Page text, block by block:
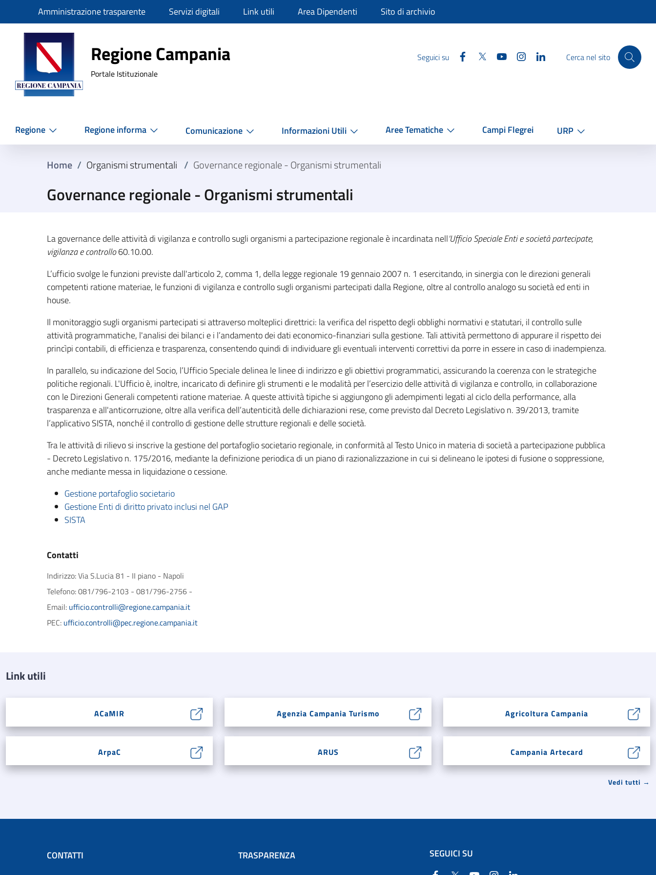
SlimAmministrazione trasparente Servizi digitali Link utili Area Dipendenti Sito di archivio
Regione Campania
Regione Campania
Portale Istituzionale
Seguici su Facebook
Twitter YouTube InstagramLinkedinCerca nel sito
Regione Regione informa Comunicazione Informazioni Utili Aree Tematiche Campi Flegrei URP
Home / Organismi strumentali / Governance regionale - Organismi strumentali
Governance regionale - Organismi strumentali
La governance delle attività di vigilanza e controllo sugli organismi a partecipazione regionale è incardinata nell'Ufficio Speciale Enti e società partecipate,
vigilanza e controllo60.10.00.
L’ufficio svolge le funzioni previste dall'articolo 2, comma 1, della legge regionale 19 gennaio 2007 n. 1 esercitando, in sinergia con le direzioni generali
competenti ratione materiae, le funzioni di vigilanza e controllo sugli organismi partecipati dalla Regione, oltre al controllo analogo su società ed enti in
house.
Il monitoraggio sugli organismi partecipati si attraverso molteplici direttrici: la verifica del rispetto degli obblighi normativi e statutari, il controllo sulle
attività programmatiche, l'analisi dei bilanci e i l’andamento dei dati economico-finanziari sulla gestione. Tali attività permettono di appurare il rispetto dei
princìpi contabili, di efficienza e trasparenza, consentendo quindi di individuare gli eventuali interventi correttivi da porre in essere in caso di inadempienza.
In parallelo, su indicazione del Socio, l’Ufficio Speciale delinea le linee di indirizzo e gli obiettivi programmatici, assicurando la coerenza con le strategiche
politiche regionali. L'Ufficio è, inoltre, incaricato di definire gli strumenti e le modalità per l’esercizio delle attività di vigilanza e controllo, in collaborazione
con le Direzioni Generali competenti ratione materiae. A queste attività tipiche si aggiungono gli adempimenti legati al ciclo della performance, alla
trasparenza e all'anticorruzione, oltre alla verifica dell’autenticità delle dichiarazioni rese, come previsto dal Decreto Legislativo n. 39/2013, tramite
l’applicativo SISTA, nonché il controllo di gestione delle strutture regionali e delle società.
Tra le attività di rilievo si inscrive la gestione del portafoglio societario regionale, in conformità al Testo Unico in materia di società a partecipazione pubblica
- Decreto Legislativo n. 175/2016, mediante la definizione periodica di un piano di razionalizzazione in cui si delineano le ipotesi di fusione o soppressione,
anche mediante messa in liquidazione o cessione.
Gestione portafoglio societario
Gestione Enti di diritto privato inclusi nel GAP
SISTA
Contatti
Indirizzo: Via S.Lucia 81 - II piano - Napoli
Telefono: 081/796-2103 - 081/796-2756 -
Email: ufficio.controlli@regione.campania.it
PEC: ufficio.controlli@pec.regione.campania.it
Link utili
ACaMIR Agenzia Campania Turismo Agricoltura Campania
ArpaC ARUS Campania Artecard
Vedi tutti →
CONTATTI
TRASPARENZA
SEGUICI SU